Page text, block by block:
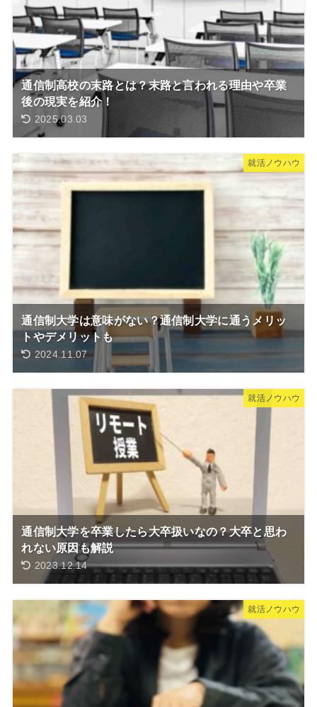
通信制高校の末路とは？末路と言われる理由や卒業
後の現実を紹介！
2025.03.03
就活ノウハウ
通信制大学は意味がない？通信制大学に通うメリッ
トやデメリットも
2024.11.07
就活ノウハウ
通信制大学を卒業したら大卒扱いなの？大卒と思わ
れない原因も解説
2023.12.14
就活ノウハウ